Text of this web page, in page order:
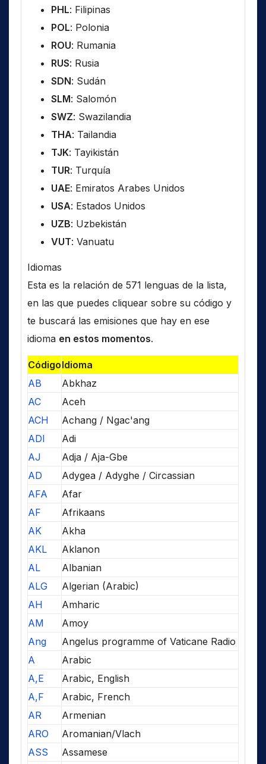
PHL: Filipinas
POL: Polonia
ROU: Rumania
RUS: Rusia
SDN: Sudán
SLM: Salomón
SWZ: Swazilandia
THA: Tailandia
TJK: Tayikistán
TUR: Turquía
UAE: Emiratos Arabes Unidos
USA: Estados Unidos
UZB: Uzbekistán
VUT: Vanuatu
Idiomas
Esta es la relación de 571 lenguas de la lista,
en las que puedes cliquear sobre su código y
te buscará las emisiones que hay en ese
idioma en estos momentos.
CódigoIdioma
AB
Abkhaz
AC
Aceh
ACH
Achang / Ngac'ang
ADI
Adi
AJ
Adja / Aja-Gbe
AD
Adygea / Adyghe / Circassian
AFA
Afar
AF
Afrikaans
AK
Akha
AKL
Aklanon
AL
Albanian
ALG
Algerian (Arabic)
AH
Amharic
AM
Amoy
Ang
Angelus programme of Vaticane Radio
A
Arabic
A,E
Arabic, English
A,F
Arabic, French
AR
Armenian
ARO
Aromanian/Vlach
ASS
Assamese